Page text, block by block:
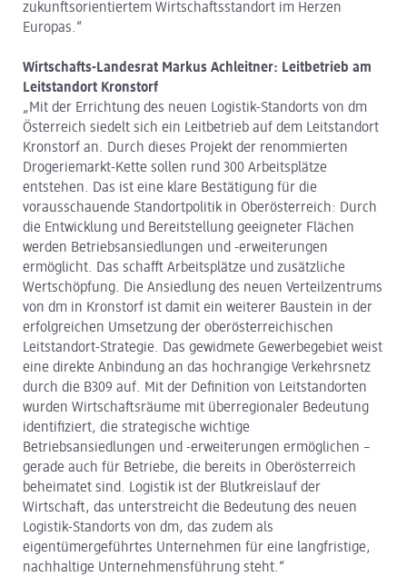
zukunftsorientiertem Wirtschaftsstandort im Herzen
Europas.“
Wirtschafts-Landesrat Markus Achleitner: Leitbetrieb am
Leitstandort Kronstorf
„Mit der Errichtung des neuen Logistik-Standorts von dm
Österreich siedelt sich ein Leitbetrieb auf dem Leitstandort
Kronstorf an. Durch dieses Projekt der renommierten
Drogeriemarkt-Kette sollen rund 300 Arbeitsplätze
entstehen. Das ist eine klare Bestätigung für die
vorausschauende Standortpolitik in Oberösterreich: Durch
die Entwicklung und Bereitstellung geeigneter Flächen
werden Betriebsansiedlungen und -erweiterungen
ermöglicht. Das schafft Arbeitsplätze und zusätzliche
Wertschöpfung. Die Ansiedlung des neuen Verteilzentrums
von dm in Kronstorf ist damit ein weiterer Baustein in der
erfolgreichen Umsetzung der oberösterreichischen
Leitstandort-Strategie. Das gewidmete Gewerbegebiet weist
eine direkte Anbindung an das hochrangige Verkehrsnetz
durch die B309 auf. Mit der Definition von Leitstandorten
wurden Wirtschaftsräume mit überregionaler Bedeutung
identifiziert, die strategische wichtige
Betriebsansiedlungen und -erweiterungen ermöglichen –
gerade auch für Betriebe, die bereits in Oberösterreich
beheimatet sind. Logistik ist der Blutkreislauf der
Wirtschaft, das unterstreicht die Bedeutung des neuen
Logistik-Standorts von dm, das zudem als
eigentümergeführtes Unternehmen für eine langfristige,
nachhaltige Unternehmensführung steht.“